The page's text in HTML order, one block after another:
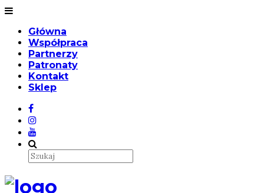
Główna
Współpraca
Partnerzy
Patronaty
Kontakt
Sklep